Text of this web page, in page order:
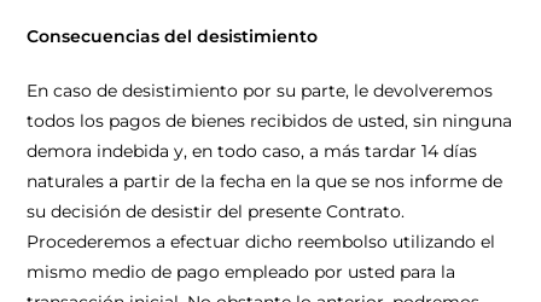
Consecuencias del desistimiento
En caso de desistimiento por su parte, le devolveremos
todos los pagos de bienes recibidos de usted, sin ninguna
demora indebida y, en todo caso, a más tardar 14 días
naturales a partir de la fecha en la que se nos informe de
su decisión de desistir del presente Contrato.
Procederemos a efectuar dicho reembolso utilizando el
mismo medio de pago empleado por usted para la